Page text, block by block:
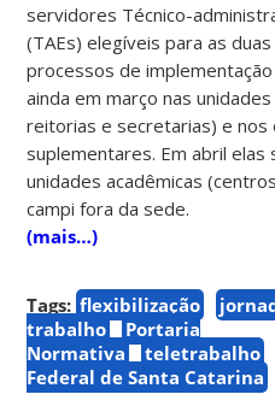
servidores Técnico-
(TAEs) elegíveis para as
processos de
ainda em março nas
reitorias e secretarias) e nos
suplementares. Em abril
unidades acadêmicas
campi fora da sede.
(mais…)
Tags: flexibilização
trabalho
Portaria
Normativa
teletrabalho
Federal de Santa Catarina